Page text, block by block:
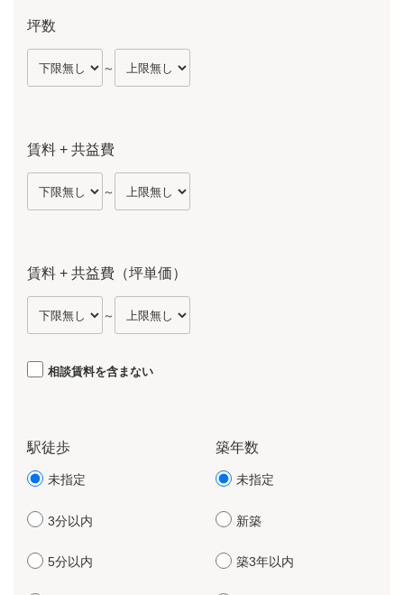
坪数
～
賃料 + 共益費
～
賃料 + 共益費（坪単価）
～
相談賃料を含まない
駅徒歩
未指定
3分以内
5分以内
築年数
未指定
新築
築3年以内